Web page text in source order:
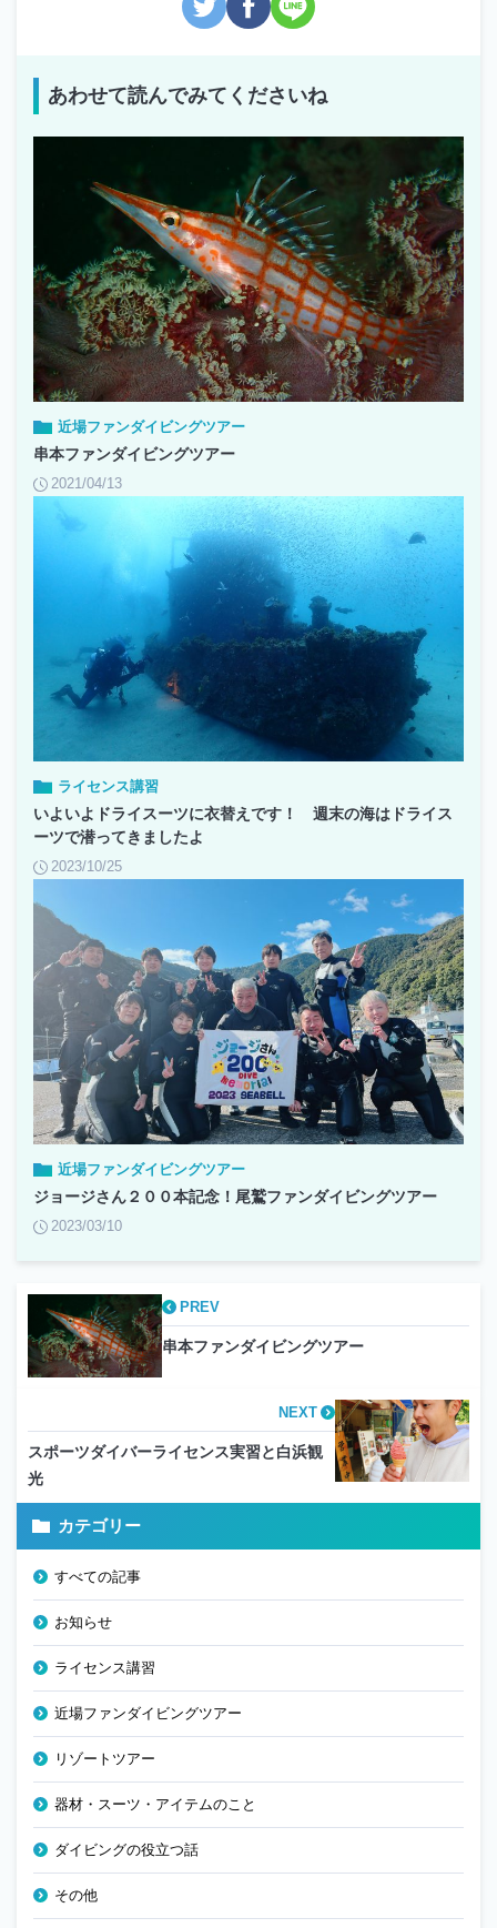
あわせて読んでみてくださいね
近場ファンダイビングツアー
串本ファンダイビングツアー
2021/04/13
ライセンス講習
いよいよドライスーツに衣替えです！ 週末の海はドライス
ーツで潜ってきましたよ
2023/10/25
近場ファンダイビングツアー
ジョージさん２００本記念！尾鷲ファンダイビングツアー
2023/03/10
PREV
串本ファンダイビングツアー
NEXT
スポーツダイバーライセンス実習と白浜観
光
カテゴリー
すべての記事
お知らせ
ライセンス講習
近場ファンダイビングツアー
リゾートツアー
器材・スーツ・アイテムのこと
ダイビングの役立つ話
その他